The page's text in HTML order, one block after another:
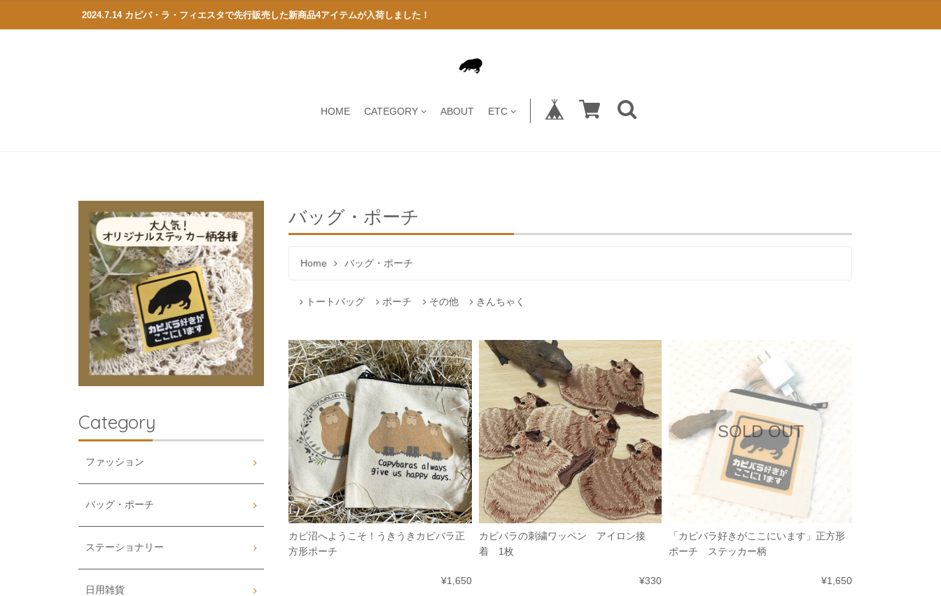
2024.7.14 カピバ・ラ・フィエスタで先行販売した新商品4アイテムが入荷しました！
HOME CATEGORY ABOUT ETC
バッグ・ポーチ
Home バッグ・ポーチ
トートバッグ ポーチ その他 きんちゃく
カピ沼へようこそ！うきうきカピバラ正
方形ポーチ
¥1,650
カピバラの刺繍ワッペン アイロン接
着 1枚
¥330
SOLD OUT
「カピバラ好きがここにいます」正方形
ポーチ ステッカー柄
¥1,650
Category
ファッション
バッグ・ポーチ
ステーショナリー
日用雑貨